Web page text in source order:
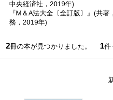
中央経済社，2019年)
『M＆A法大全〔全訂版〕』(共著
務，2019年)
2冊の本が見つかりました。 1件